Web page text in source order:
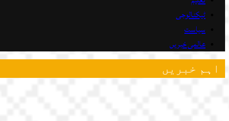
ٹیکنالوجی
سیاست
عالمی خبریں
اہم خبریں